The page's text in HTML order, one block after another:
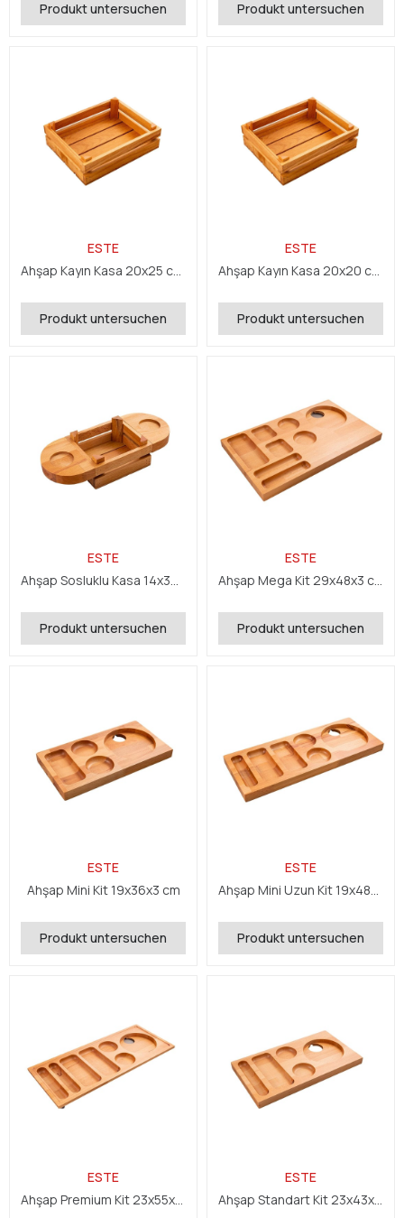
Produkt untersuchen Produkt untersuchen
ESTE
Ahşap Kayın Kasa 20x25 cm H:7 cm
Produkt untersuchen
ESTE
Ahşap Kayın Kasa 20x20 cm H:4 cm
Produkt untersuchen
ESTE
Ahşap Sosluklu Kasa 14x34 H:7 cm
Produkt untersuchen
ESTE
Ahşap Mega Kit 29x48x3 cm
Produkt untersuchen
ESTE
Ahşap Mini Kit 19x36x3 cm
Produkt untersuchen
ESTE
Ahşap Mini Uzun Kit 19x48x3 cm
Produkt untersuchen
ESTE
Ahşap Premium Kit 23x55x3 cm
ESTE
Ahşap Standart Kit 23x43x3 cm